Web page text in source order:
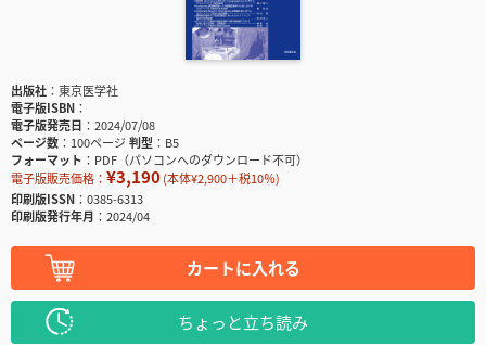
出版社
東京医学社
電子版ISBN
電子版発売日
2024/07/08
ページ数
100ページ判型
B5
フォーマット
PDF（パソコンへのダウンロード不可）
電子版販売価格： ¥3,190(本体¥2,900＋税10％)
印刷版ISSN
0385-6313
印刷版発行年月
2024/04
カートに入れる
ちょっと立ち読み